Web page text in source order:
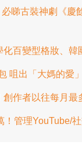
睇古裝神劇《慶
百變型格妝、韓
咀出「大媽的愛
作者以往每月最
管理YouTube/